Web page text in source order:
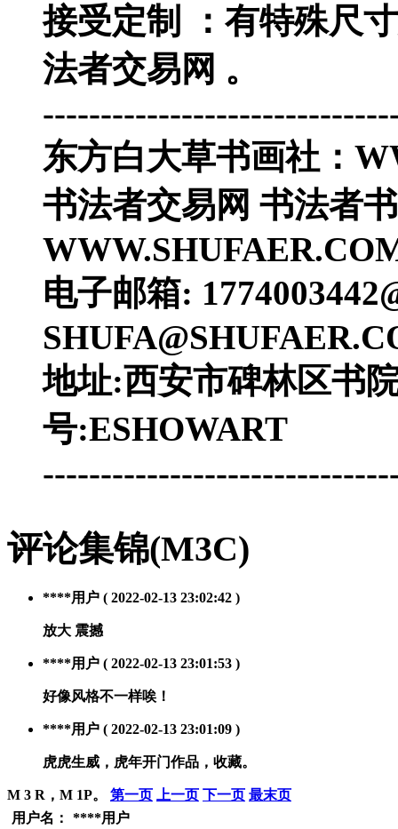
接受定制 ：有特殊尺
法者交易网 。
东方白大草书画社：
书法者交易网 书法者
电子邮箱:
地址:西安市碑林区书
号:ESHOWART
评论集锦(M3C)
****用户 ( 2022-02-13 23:02:42 )
放大 震撼
****用户 ( 2022-02-13 23:01:53 )
好像风格不一样唉！
****用户 ( 2022-02-13 23:01:09 )
虎虎生威，虎年开门作品，收藏。
M 3 R，M 1P。 第一页 上一页 下一页 最末页
用户名：
****用户